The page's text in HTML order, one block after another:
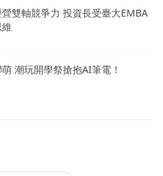
雙軸競爭力 投資長受臺大EMBA
潮玩開學祭搶抱AI筆電！